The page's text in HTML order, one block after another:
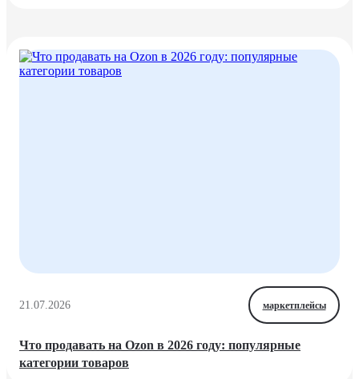
21.07.2026 маркетплейсы
Что продавать на Ozon в 2026 году: популярные
категории товаров